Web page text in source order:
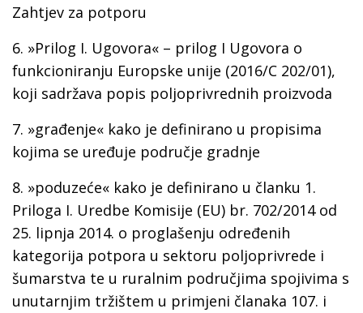
Zahtjev za potporu
6. »Prilog I. Ugovora« – prilog I Ugovora o
funkcioniranju Europske unije (2016/C 202/01),
koji sadržava popis poljoprivrednih proizvoda
7. »građenje« kako je definirano u propisima
kojima se uređuje područje gradnje
8. »poduzeće« kako je definirano u članku 1.
Priloga I. Uredbe Komisije (EU) br. 702/2014 od
25. lipnja 2014. o proglašenju određenih
kategorija potpora u sektoru poljoprivrede i
šumarstva te u ruralnim područjima spojivima s
unutarnjim tržištem u primjeni članaka 107. i